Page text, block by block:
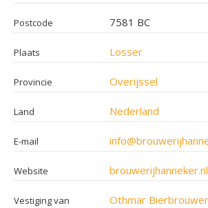
Postcode 7581 BC
Plaats Losser
Provincie Overijssel
Land Nederland
E-mail
Website brouwerijhanneker.nl
Vestiging van Othmar